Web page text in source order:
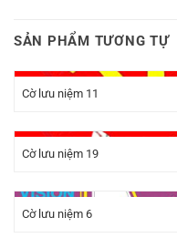
SẢN PHẨM TƯƠNG TỰ
Cờ lưu niệm 11
Cờ lưu niệm 19
Cờ lưu niệm 6